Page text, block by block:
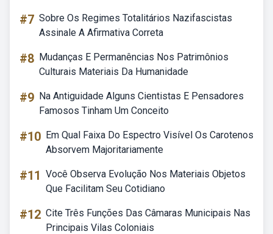
#7 Sobre Os Regimes Totalitários Nazifascistas
Assinale A Afirmativa Correta
#8 Mudanças E Permanências Nos Patrimônios
Culturais Materiais Da Humanidade
#9 Na Antiguidade Alguns Cientistas E Pensadores
Famosos Tinham Um Conceito
#10 Em Qual Faixa Do Espectro Visível Os Carotenos
Absorvem Majoritariamente
#11 Você Observa Evolução Nos Materiais Objetos
Que Facilitam Seu Cotidiano
#12 Cite Três Funções Das Câmaras Municipais Nas
Principais Vilas Coloniais